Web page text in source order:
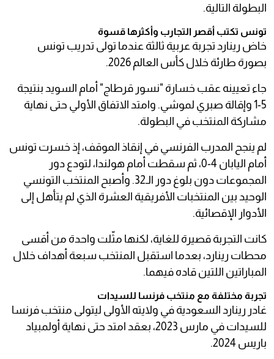
البطولة التالية.
تونس تكتب أقصر التجارب وأكثرها قسوة
خاض رينارد تجربة عربية ثالثة عندما تولى تدريب تونس
بصورة طارئة خلال كأس العالم 2026.
جاء تعيينه عقب خسارة "نسور قرطاج" أمام السويد بنتيجة
5-1 وإقالة صبري لموشي. وامتد الاتفاق الأولي حتى نهاية
مشاركة المنتخب في البطولة.
لم ينجح المدرب الفرنسي في إنقاذ الموقف، إذ خسرت تونس
أمام اليابان 4-0، ثم سقطت أمام هولندا، لتودع دور
المجموعات دون بلوغ دور الـ32. وأصبح المنتخب التونسي
الوحيد بين المنتخبات الأفريقية العشرة الذي لم يتأهل إلى
الأدوار الإقصائية.
كانت التجربة قصيرة للغاية، لكنها مثّلت واحدة من أقسى
محطات رينارد، بعدما استقبل المنتخب سبعة أهداف خلال
المباراتين اللتين قاده فيهما.
تجربة مختلفة مع منتخب فرنسا للسيدات
غادر رينارد السعودية في ولايته الأولى ليتولى منتخب فرنسا
للسيدات في مارس 2023، بعقد امتد حتى نهاية أولمبياد
باريس 2024.